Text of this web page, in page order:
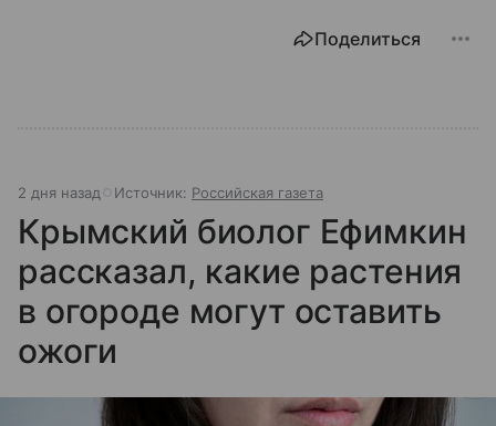
Поделиться
2 дня назад Источник: Российская газета
Крымский биолог Ефимкин
рассказал, какие растения
в огороде могут оставить
ожоги